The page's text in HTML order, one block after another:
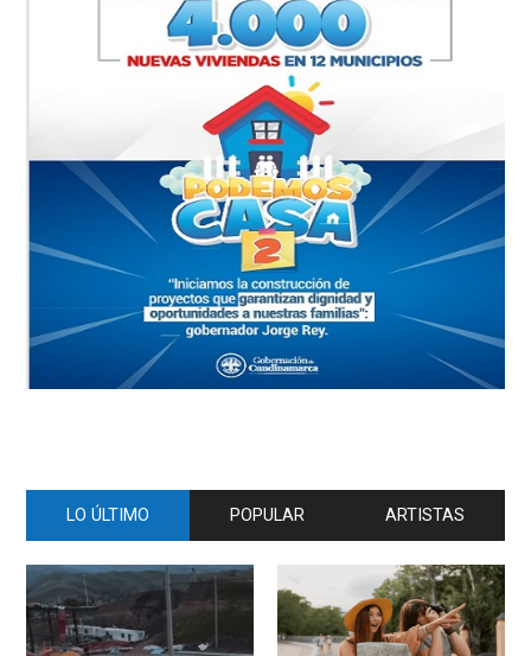
LO ÚLTIMO POPULAR ARTISTAS